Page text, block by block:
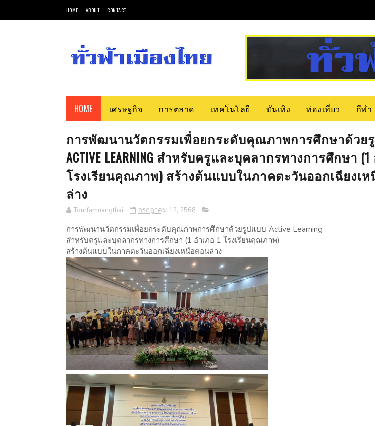
HOME ABOUT CONTACT
HOME เศรษฐกิจ การตลาด เทคโนโลยี บันเทิง ท่องเที่ยว กีฬา
การพัฒนานวัตกรรมเพื่อยกระดับคุณภาพการศึกษาด้วย
ACTIVE LEARNING สำหรับครูและบุคลากรทางการศึกษา (1
โรงเรียนคุณภาพ) สร้างต้นแบบในภาคตะวันออกเฉียงเ
ล่าง
Tourfamuangthai กรกฎาคม 12, 2568
การพัฒนานวัตกรรมเพื่อยกระดับคุณภาพการศึกษาด้วยรูปแบบ Active Learning
สำหรับครูและบุคลากรทางการศึกษา (1 อำเภอ 1 โรงเรียนคุณภาพ)
สร้างต้นแบบในภาคตะวันออกเฉียงเหนือตอนล่าง